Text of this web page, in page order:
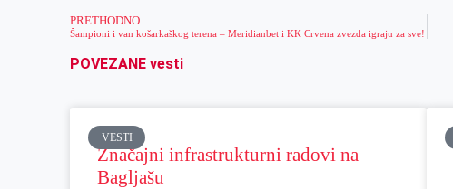
PRETHODNO
Šampioni i van košarkaškog terena – Meridianbet i KK Crvena zvezda igraju za sve!
POVEZANE vesti
VESTI
Značajni infrastrukturni radovi na
Bagljašu